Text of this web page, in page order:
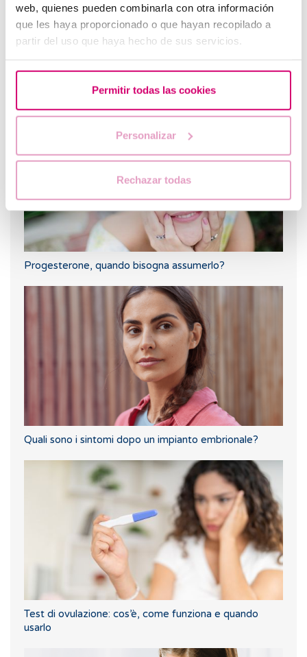
web, quienes pueden combinarla con otra información
que les haya proporcionado o que hayan recopilado a
partir del uso que haya hecho de sus servicios.
Permitir todas las cookies
Personalizar
Rechazar todas
test beta hCG in materia di fertilità?
Progesterone, quando bisogna assumerlo?
Quali sono i sintomi dopo un impianto embrionale?
Test di ovulazione: cos’è, come funziona e quando
usarlo